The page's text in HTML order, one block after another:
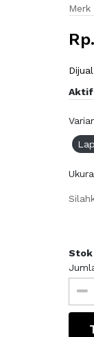
Merk
Aktif
Stok